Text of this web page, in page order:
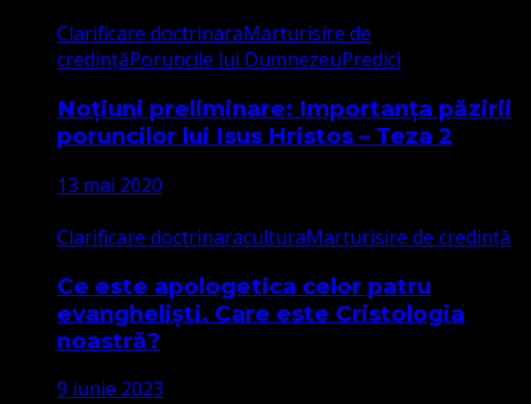
Clarificare doctrinaraMarturisire de
credințăPoruncile lui DumnezeuPredici
Noțiuni preliminare: Importanța păzirii
poruncilor lui Isus Hristos – Teza 2
13 mai 2020
Clarificare doctrinaraculturaMarturisire de credință
Ce este apologetica celor patru
evangheliști. Care este Cristologia
noastră?
9 iunie 2023